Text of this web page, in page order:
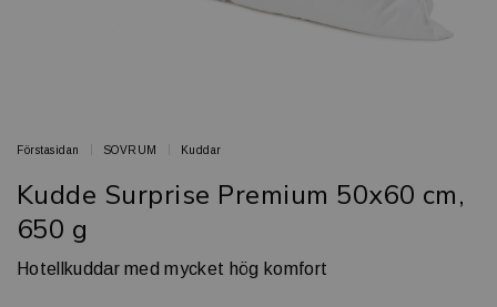
Förstasidan SOVRUM Kuddar
Kudde Surprise Premium 50x60 cm,
650 g
Hotellkuddar med mycket hög komfort